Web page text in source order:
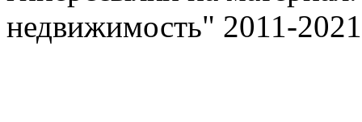
недвижимость" 2011-